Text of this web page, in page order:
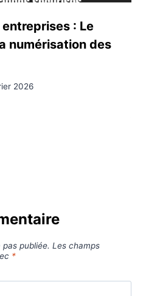
: Le
numérisation des
2026
publiée. Les champs
*